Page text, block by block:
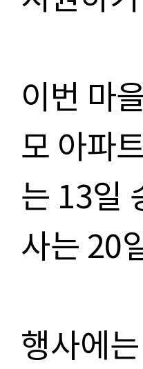
이번 마
모 아파
는 13일
사는 20
행사에